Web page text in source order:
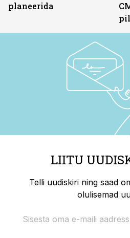
planeerida
LIITU
Telli uudiskiri ning saad
olulisemad